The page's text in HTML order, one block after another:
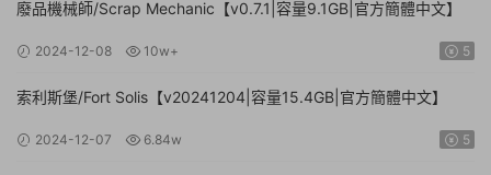
廢品機械師/Scrap Mechanic【v0.7.1|容量9.1GB|官方簡體中文】
2024-12-08 10w+ 5
索利斯堡/Fort Solis【v20241204|容量15.4GB|官方簡體中文】
2024-12-07 6.84w 5